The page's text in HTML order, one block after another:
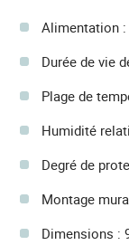
Alimentation :
Durée de vie
Plage de
Humidité
Degré de
Montage
Dimensions :